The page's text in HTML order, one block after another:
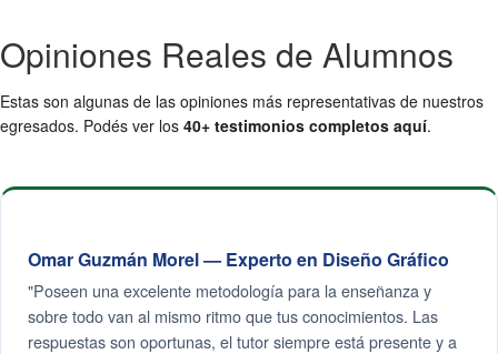
Opiniones Reales de Alumnos
Estas son algunas de las opiniones más representativas de nuestros
egresados. Podés ver los 40+ testimonios completos aquí.
Omar Guzmán Morel — Experto en Diseño Gráfico
"Poseen una excelente metodología para la enseñanza y
sobre todo van al mismo ritmo que tus conocimientos. Las
respuestas son oportunas, el tutor siempre está presente y a